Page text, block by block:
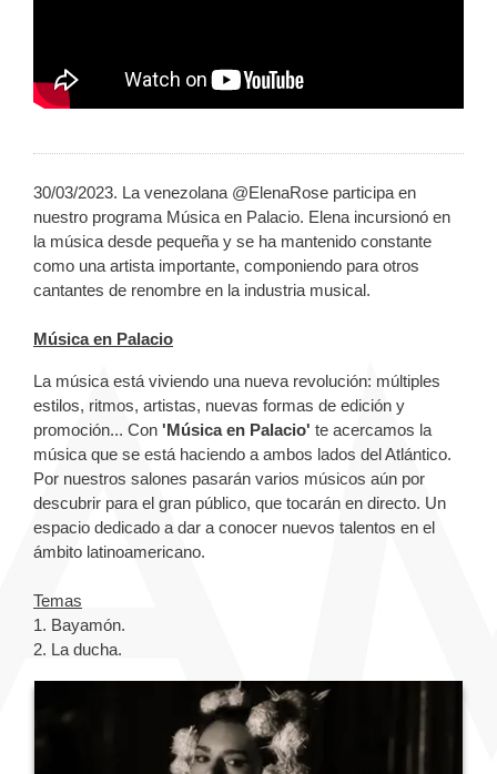
30/03/2023. La venezolana @ElenaRose participa en
nuestro programa Música en Palacio. Elena incursionó en
la música desde pequeña y se ha mantenido constante
como una artista importante, componiendo para otros
cantantes de renombre en la industria musical.
Música en Palacio
La música está viviendo una nueva revolución: múltiples
estilos, ritmos, artistas, nuevas formas de edición y
promoción... Con 'Música en Palacio' te acercamos la
música que se está haciendo a ambos lados del Atlántico.
Por nuestros salones pasarán varios músicos aún por
descubrir para el gran público, que tocarán en directo. Un
espacio dedicado a dar a conocer nuevos talentos en el
ámbito latinoamericano.
Temas
1. Bayamón.
2. La ducha.